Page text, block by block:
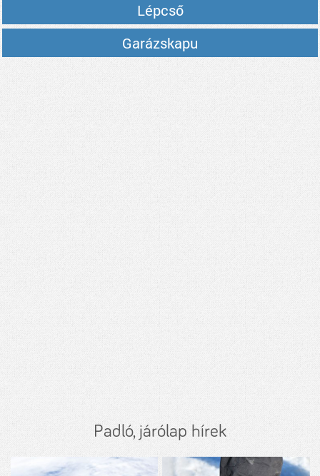
Lépcső
Garázskapu
Padló, járólap hírek